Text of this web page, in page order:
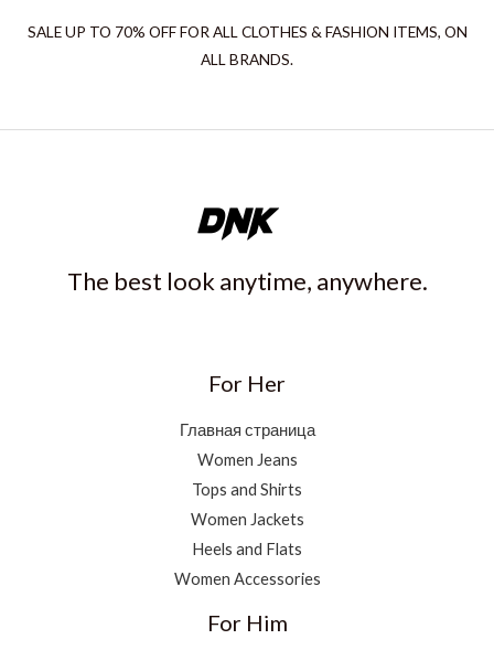
SALE UP TO 70% OFF FOR ALL CLOTHES & FASHION ITEMS, ON
ALL BRANDS.
The best look anytime, anywhere.
For Her
Главная страница
Women Jeans
Tops and Shirts
Women Jackets
Heels and Flats
Women Accessories
For Him